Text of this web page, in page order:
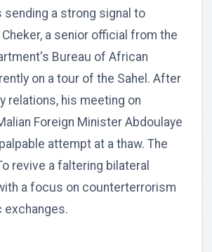
sending a strong signal to
a senior official from the
Bureau of African
on a tour of the Sahel. After
relations, his meeting on
Foreign Minister Abdoulaye
attempt at a thaw. The
revive a faltering bilateral
a focus on counterterrorism
exchanges.